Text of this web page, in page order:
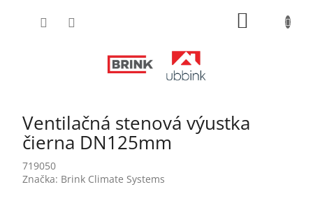
Ventilačná stenová výustka
čierna DN125mm
719050
Značka: Brink Climate Systems